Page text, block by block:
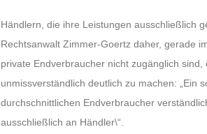
Händlern, die ihre Leistungen ausschließlich
Rechtsanwalt Zimmer-Goertz daher, gerade
private Endverbraucher nicht zugänglich
unmissverständlich deutlich zu machen: „Ein
durchschnittlichen Endverbraucher
ausschließlich an Händler\“.